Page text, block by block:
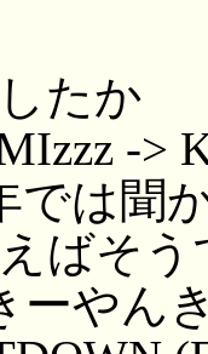
たか
->
では聞
ばそう
ーやん